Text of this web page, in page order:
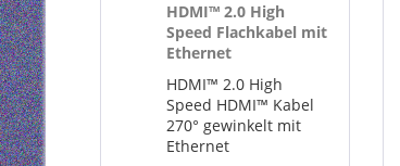
HDMI™ 2.0 High
Speed Flachkabel mit
Ethernet
HDMI™ 2.0 High
Speed HDMI™ Kabel
270° gewinkelt mit
Ethernet